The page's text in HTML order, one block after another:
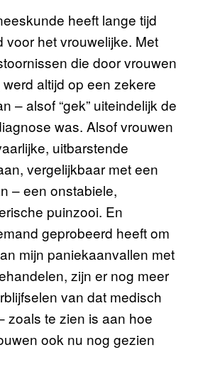
heeft lange tijd
voor het vrouwelijke. Met
die door vrouwen
altijd op een zekere
– alsof “gek” uiteindelijk de
was. Alsof vrouwen
uitbarstende
vergelijkbaar met een
– een onstabiele,
puinzooi. En
geprobeerd heeft om
mijn paniekaanvallen met
zijn er nog meer
van dat medisch
zoals te zien is aan hoe
ook nu nog gezien